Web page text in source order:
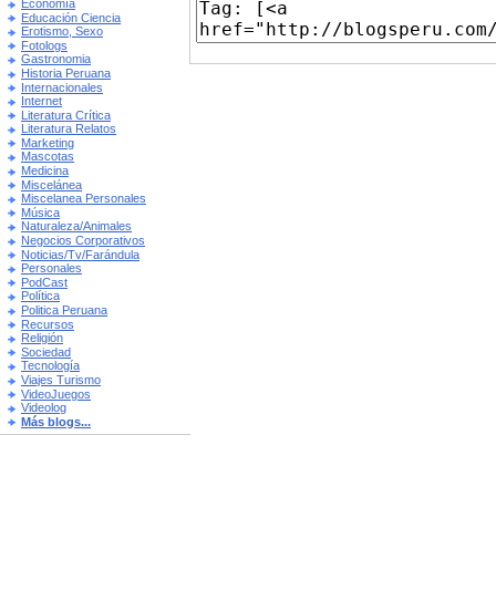
Economía
Educación Ciencia
Erotismo, Sexo
Fotologs
Gastronomia
Historia Peruana
Internacionales
Internet
Literatura Crítica
Literatura Relatos
Marketing
Mascotas
Medicina
Miscelánea
Miscelanea Personales
Música
Naturaleza/Animales
Negocios Corporativos
Noticias/Tv/Farándula
Personales
PodCast
Política
Politica Peruana
Recursos
Religión
Sociedad
Tecnología
Viajes Turismo
VideoJuegos
Videolog
Más blogs...